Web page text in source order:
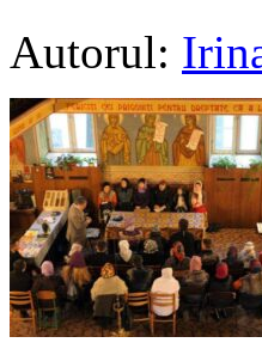
Autorul: